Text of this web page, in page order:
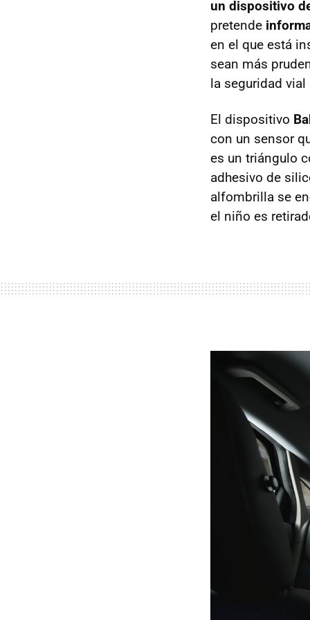
un dispositivo
pretende
en el que está
sean más
la seguridad
El dispositivo
con un sensor
es un triángulo
adhesivo de
alfombrilla se
el niño es